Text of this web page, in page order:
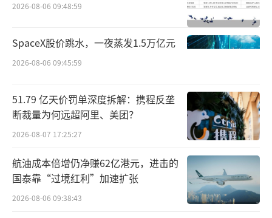
不同地区、不同银行的返点比例有所不
同，比如：上海某国有大行可返到贷款总额的
0.6%、股份行可返0.7%；成都可返1.2%；苏
例，对应返点金额为6000元到15000元不等。
值得注意的是，大多数购房者不是与银行
咨询此事，得到的都会是否定答案，只能碰一
鼻子灰。”蔡娜称，“银行有规定，是不能公
开返点给个人的。”
2026-08-06 09:48:59
SpaceX股价跳水，一夜蒸发1.5万亿元
2026-08-06 09:45:59
51.79 亿天价罚单深度拆解：携程反垄
断裁量为何远超阿里、美团？
2026-08-07 17:25:27
航油成本倍增仍净赚62亿港元，进击的
国泰靠“过境红利”加速扩张
2026-08-06 09:38:43